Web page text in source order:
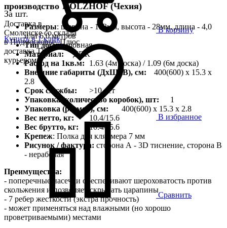
За шт.
Доставка в
Смоленске со склада
в Подмосковье. Плюс
доставка ТК,
курьером
В корзину
Купить в 1 клик
В избранное
Сравнить
производство HOLZHOF (Чехия)
Размеры: ширина - 153мм, высота - 28мм, длина - 4,0
или 6,0 метров
Тип доски:шовная
Материал:
ДПК
Расход на 1кв.м:
1.63 (4м доска) / 1.09 (6м доска)
Внешние габариты (ДхШхВ), см:
400(600) х 15.3 х
2.8
Срок службы:
>10 лет
Упаковка (количество коробок), шт:
1
Упаковка (размер), см:
400(600) х 15.3 х 2.8
Вес нетто, кг:
10.4/15.6
Вес брутто, кг:
10.4/15.6
Крепеж: Полка для кляймера 7 мм
Рисунок / фактура: сторона А - 3D тиснение, сторона B
- нерабочая
Преимущества:
- поперечные насечки обеспечивают шероховатость против
скольжения и позволяет скрывать царапины
- 7 ребер жесткости (экстра прочность)
- может применяться над влажными (но хорошо
проветриваемыми) местами